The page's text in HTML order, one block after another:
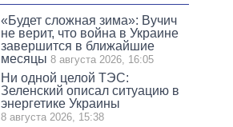
«Будет сложная зима»: Вучич
не верит, что война в Украине
завершится в ближайшие
месяцы 8 августа 2026, 16:05
Ни одной целой ТЭС:
Зеленский описал ситуацию в
энергетике Украины
8 августа 2026, 15:38